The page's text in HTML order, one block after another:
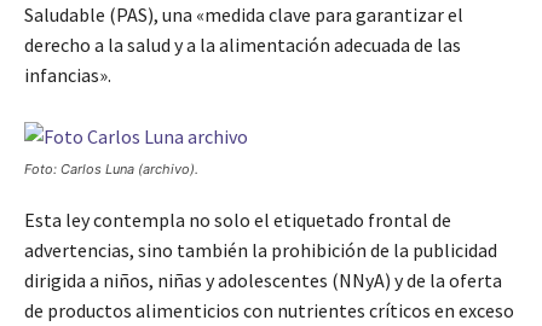
Saludable (PAS), una «medida clave para garantizar el
derecho a la salud y a la alimentación adecuada de las
infancias».
Foto: Carlos Luna (archivo).
Esta ley contempla no solo el etiquetado frontal de
advertencias, sino también la prohibición de la publicidad
dirigida a niños, niñas y adolescentes (NNyA) y de la oferta
de productos alimenticios con nutrientes críticos en exceso